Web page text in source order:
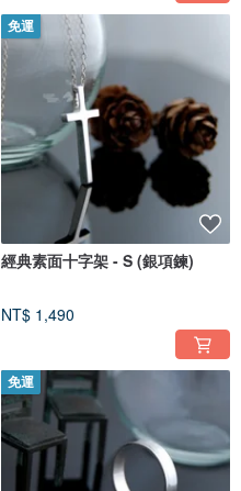
免運
經典素面十字架 - S (銀項鍊)
NT$ 1,490
免運